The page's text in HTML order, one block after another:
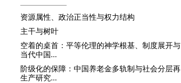
资源属性、政治正当性与权力结构
主干与树叶
空着的桌首：平等伦理的神学根基、制度展开与
当代中国...
阶级化的保障：中国养老金多轨制与社会分层再
生产研究...